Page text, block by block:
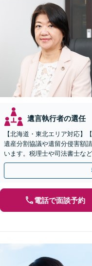
遺言執行者の選任
【北海道・東北エリア対応】
遺産分割協議や遺留分侵害額
います。税理士や司法書士な
解決が可能です。ぜひご相談
電話で面談予約